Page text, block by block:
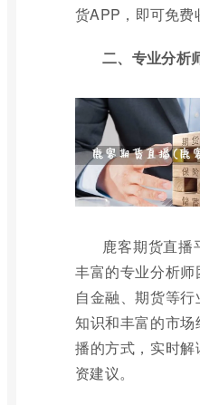
货APP，即可免费
二、专业分析
鹿客期货直播
丰富的专业分析
自金融、期货等
知识和丰富的市
播的方式，实时
资建议。